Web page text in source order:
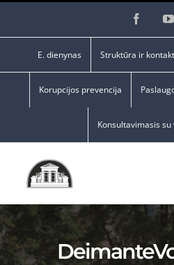
E. dienynas Struktūra ir
Korupcijos prevencija
Konsultavimasis